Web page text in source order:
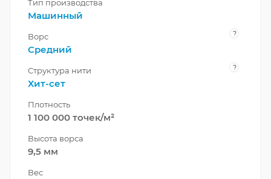
Тип производства
Машинный
Ворс ?
Средний
Структура нити ?
Хит-сет
Плотность
1 100 000 точек/м²
Высота ворса
9,5 мм
Вес